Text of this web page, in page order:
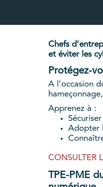
Chefs
et éviter les
Protégez-
A l’occasion
Apprenez à :
Adopter
CONSULTER
TPE-PME